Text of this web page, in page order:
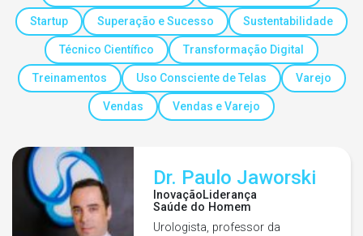
Startup Superação e Sucesso Sustentabilidade
Técnico Científico Transformação Digital
Treinamentos Uso Consciente de Telas Varejo
Vendas Vendas e Varejo
Dr. Paulo Jaworski
InovaçãoLiderança
Saúde do Homem
Urologista, professor da